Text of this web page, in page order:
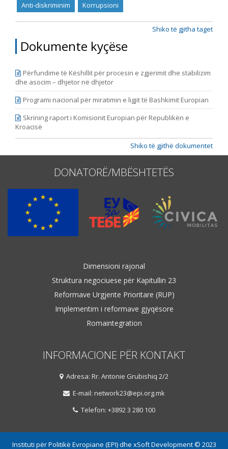
Anti-diskriminim
Korrupsioni
Shiko të gjitha taget
Dokumente kyçëse
Përfundime të Këshillit për procesin e zgjerimit dhe stabilizim
dhe asocim – dhjetor në dhjetor
Programi nacional për miratimin e ligjit të Bashkimit Europian
Skrining raport i Komisionit Europian për Republikën e
Kroacisë
Shiko të gjithë dokumentet
DONATORË/MBËSHTETËS
Dimensioni rajonal
Struktura negociuese për Kapitullin 23
Reformave Urgjente Prioritare (RUP)
Implementim i reformave gjyqësore
Romaintegration
INFORMACIONE PËR KONTAKT
Adresa: Rr. Antonie Grubishiq 2/2
E-mail: network23@epi.org.mk
Telefon: +3892 3 280 100
Instituti për Politikë Evropiane (EPI) dhe xSoft Development © 2023